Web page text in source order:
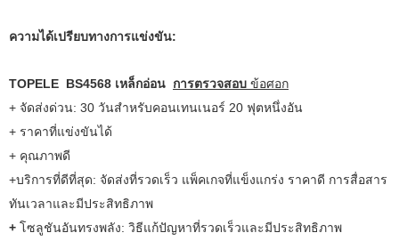
ความได้เปรียบทางการแข่งขัน:
TOPELE BS4568 เหล็กอ่อน การตรวจสอบ ข้อศอก
+ จัดส่งด่วน: 30 วันสำหรับคอนเทนเนอร์ 20 ฟุตหนึ่งอัน
+ ราคาที่แข่งขันได้
+ คุณภาพดี
+บริการที่ดีที่สุด: จัดส่งที่รวดเร็ว แพ็คเกจที่แข็งแกร่ง ราคาดี การสื่อสาร
ทันเวลาและมีประสิทธิภาพ
+ โซลูชันอันทรงพลัง: วิธีแก้ปัญหาที่รวดเร็วและมีประสิทธิภาพ